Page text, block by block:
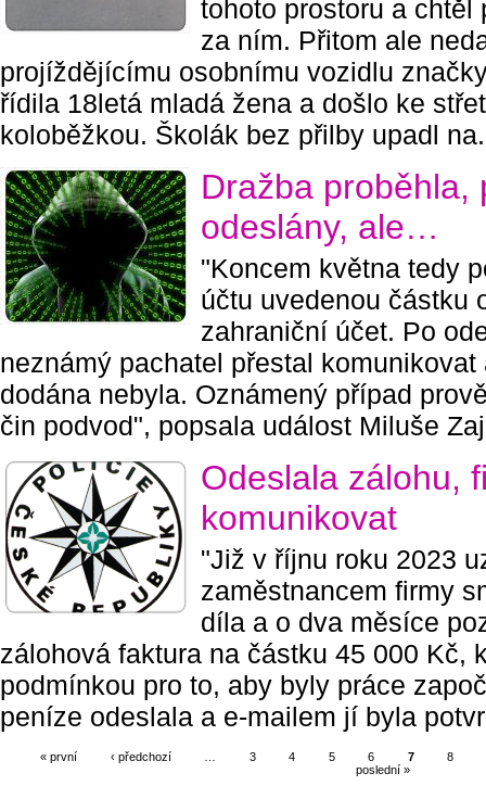
tohoto prostoru a chtěl
za ním. Přitom ale
projíždějícímu osobnímu vozidlu
řídila 18letá mladá žena a došlo ke
koloběžkou. Školák bez přilby upadl
Dražba proběhla,
odeslány, ale…
"Koncem května tedy
účtu uvedenou částku
zahraniční účet. Po
neznámý pachatel přestal
dodána nebyla. Oznámený případ
čin podvod", popsala událost Miluše
Odeslala zálohu,
komunikovat
"Již v říjnu roku 2023
zaměstnancem firmy
díla a o dva měsíce
zálohová faktura na částku 45 000 Kč,
podmínkou pro to, aby byly práce
peníze odeslala a e-mailem jí byla
« první ‹ předchozí 3 4 5 6 7
8
poslední »